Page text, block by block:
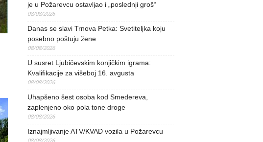
je u Požarevcu ostavljao i „poslednji groš“
08/08/2026
Danas se slavi Trnova Petka: Svetiteljka koju
posebno poštuju žene
08/08/2026
U susret Ljubičevskim konjičkim igrama:
Kvalifikacije za višeboj 16. avgusta
08/08/2026
Uhapšeno šest osoba kod Smedereva,
zaplenjeno oko pola tone droge
08/08/2026
Iznajmljivanje ATV/KVAD vozila u Požarevcu
08/08/2026